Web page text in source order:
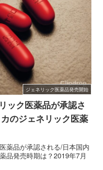
ジェネリック医薬品発売開始
ック医薬品が承認さ
のジェネリック医薬
薬品が承認される/日本国内
品発売時期は？2019年7月